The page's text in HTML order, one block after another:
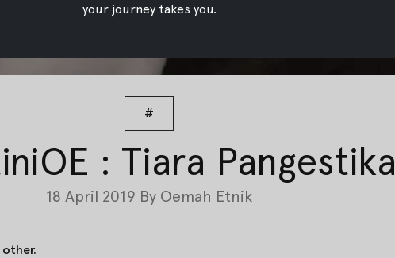
#
: Tiara Pangestika
18 April 2019 By Oemah Etnik
your journey takes you.